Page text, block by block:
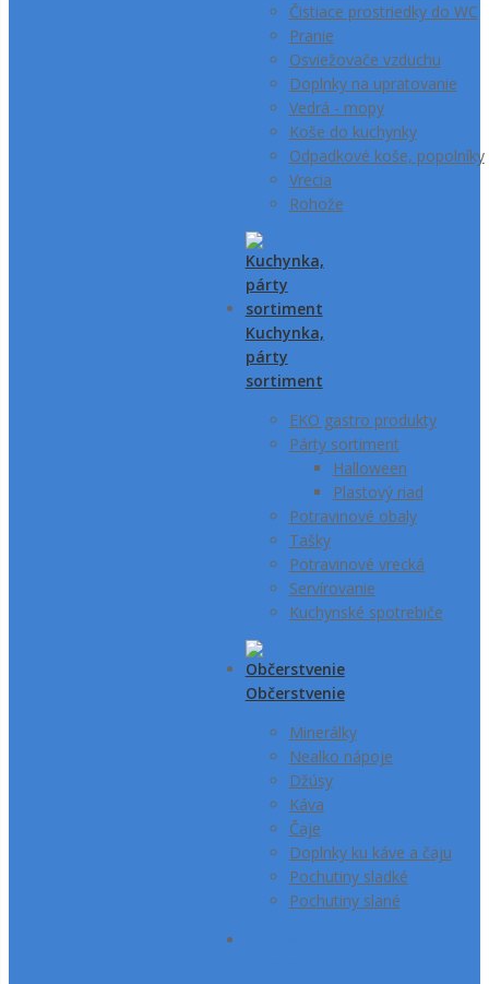
Čistiace prostriedky do WC
Pranie
Osviežovače vzduchu
Doplnky na upratovanie
Vedrá - mopy
Koše do kuchynky
Odpadkové koše, popolníky
Vrecia
Rohože
Kuchynka,
párty
sortiment
EKO gastro produkty
Párty sortiment
Halloween
Plastový riad
Potravinové obaly
Tašky
Potravinové vrecká
Servírovanie
Kuchynské spotrebiče
Občerstvenie
Minerálky
Nealko nápoje
Džúsy
Káva
Čaje
Doplnky ku káve a čaju
Pochutiny sladké
Pochutiny slané